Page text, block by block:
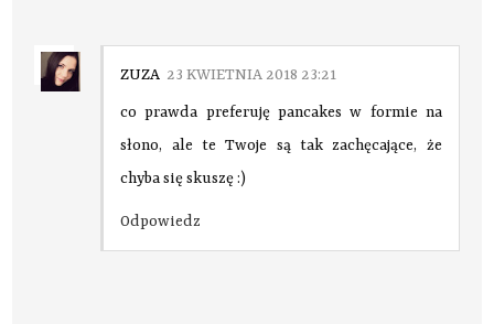
ZUZA 23 KWIETNIA 2018 23:21
co prawda preferuję pancakes w formie na
słono, ale te Twoje są tak zachęcające, że
chyba się skuszę :)
Odpowiedz